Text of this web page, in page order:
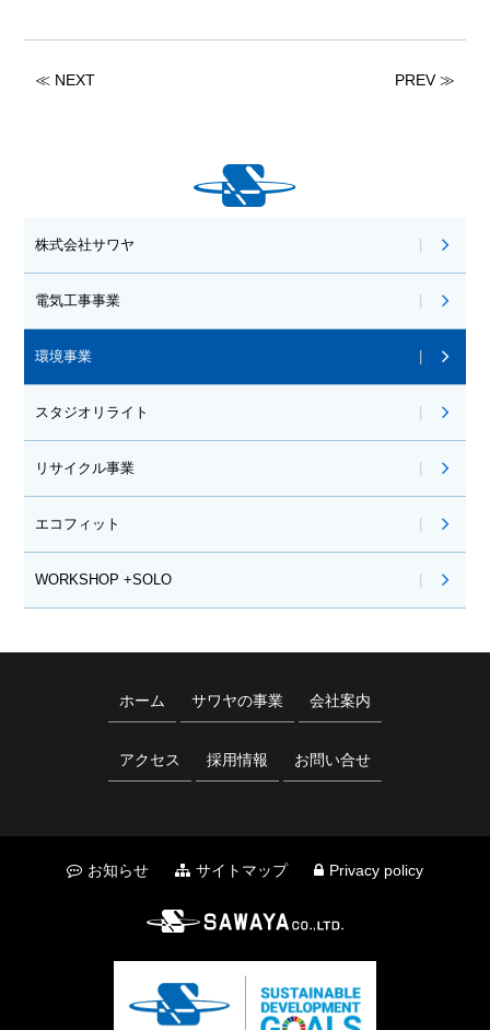
≪ NEXT PREV ≫
株式会社サワヤ
電気工事事業
環境事業
スタジオリライト
リサイクル事業
エコフィット
WORKSHOP +SOLO
ホーム サワヤの事業 会社案内
アクセス 採用情報 お問い合せ
お知らせ サイトマップ Privacy policy